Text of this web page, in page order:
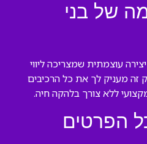
של בני
עוצמתית שמצריכה ליווי
זה מעניק לך את כל הרכיבים
ללא צורך בלהקה חיה.
הפרטים